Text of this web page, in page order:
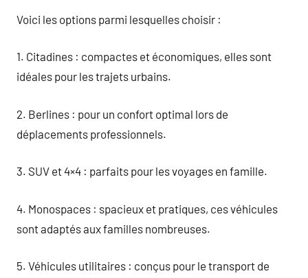
Voici les options parmi lesquelles choisir :
1. Citadines : compactes et économiques, elles sont
idéales pour les trajets urbains.
2. Berlines : pour un confort optimal lors de
déplacements professionnels.
3. SUV et 4×4 : parfaits pour les voyages en famille.
4. Monospaces : spacieux et pratiques, ces véhicules
sont adaptés aux familles nombreuses.
5. Véhicules utilitaires : conçus pour le transport de